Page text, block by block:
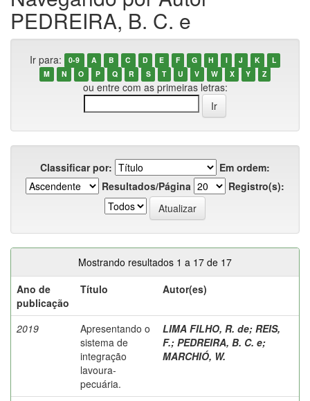
PEDREIRA, B. C. e
Ir para: 0-9 A B C D E F G H I J K
L
M
N O P Q R S T U V W X Y Z
ou entre com as primeiras letras:
Classificar por:
Em ordem:
Resultados/Página
Registro(s):
Mostrando resultados 1 a 17 de 17
Ano de
publicação
Título Autor(es)
2019
Apresentando o
sistema de
integração
lavoura-
pecuária.
LIMA FILHO, R. de; REIS,
F.; PEDREIRA, B. C. e;
MARCHIÓ, W.